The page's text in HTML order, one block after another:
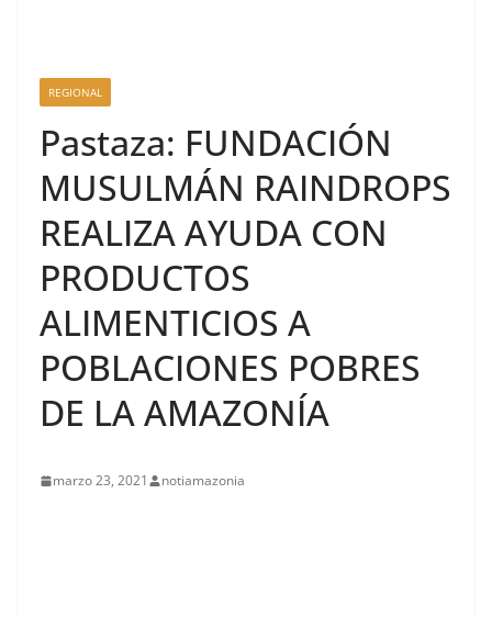
REGIONAL
Pastaza: FUNDACIÓN
MUSULMÁN RAINDROPS
REALIZA AYUDA CON
PRODUCTOS
ALIMENTICIOS A
POBLACIONES POBRES
DE LA AMAZONÍA
marzo 23, 2021 notiamazonia